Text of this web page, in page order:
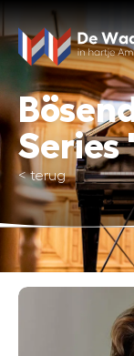
Series
<terug